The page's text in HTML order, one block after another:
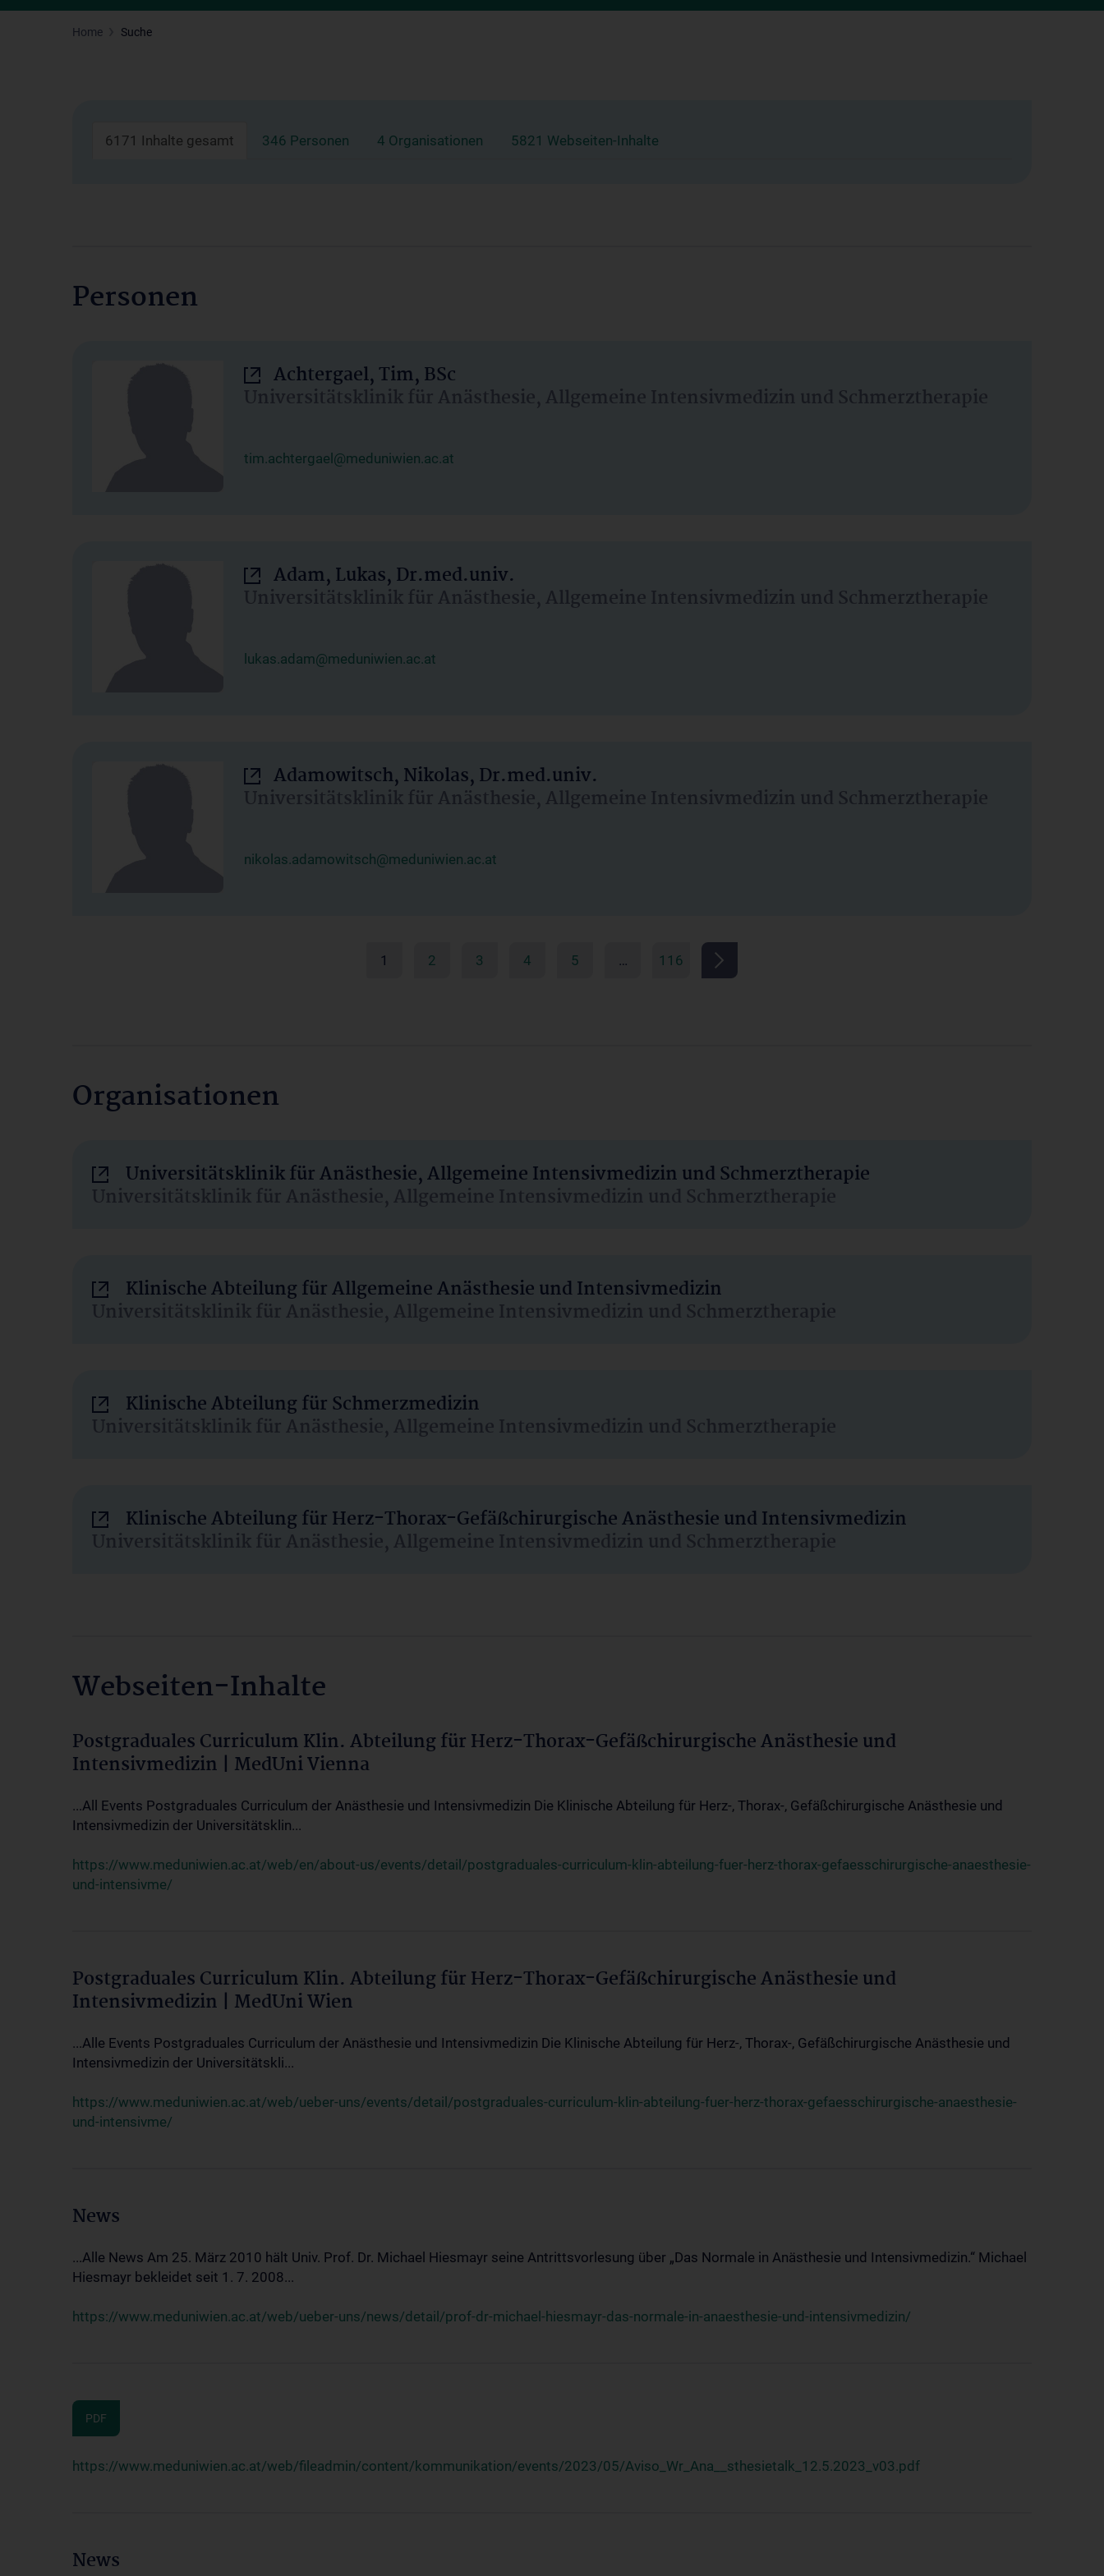
Home Suche
6171 Inhalte gesamt 346 Personen 4 Organisationen 5821 Webseiten-Inhalte
Personen
Achtergael, Tim, BSc
Universitätsklinik für Anästhesie, Allgemeine Intensivmedizin und Schmerztherapie
tim.achtergael@meduniwien.ac.at
Adam, Lukas, Dr.med.univ.
Universitätsklinik für Anästhesie, Allgemeine Intensivmedizin und Schmerztherapie
lukas.adam@meduniwien.ac.at
Adamowitsch, Nikolas, Dr.med.univ.
Universitätsklinik für Anästhesie, Allgemeine Intensivmedizin und Schmerztherapie
nikolas.adamowitsch@meduniwien.ac.at
1 2 3 4 5 … 116
Organisationen
Universitätsklinik für Anästhesie, Allgemeine Intensivmedizin und Schmerztherapie
Universitätsklinik für Anästhesie, Allgemeine Intensivmedizin und Schmerztherapie
Klinische Abteilung für Allgemeine Anästhesie und Intensivmedizin
Universitätsklinik für Anästhesie, Allgemeine Intensivmedizin und Schmerztherapie
Klinische Abteilung für Schmerzmedizin
Universitätsklinik für Anästhesie, Allgemeine Intensivmedizin und Schmerztherapie
Klinische Abteilung für Herz-Thorax-Gefäßchirurgische Anästhesie und Intensivmedizin
Universitätsklinik für Anästhesie, Allgemeine Intensivmedizin und Schmerztherapie
Webseiten-Inhalte
Postgraduales Curriculum Klin. Abteilung für Herz-Thorax-Gefäßchirurgische Anästhesie und
Intensivmedizin | MedUni Vienna
...All Events Postgraduales Curriculum der Anästhesie und Intensivmedizin Die Klinische Abteilung für Herz-, Thorax-, Gefäßchirurgische Anästhesie und
Intensivmedizin der Universitätsklin...
https://www.meduniwien.ac.at/web/en/about-us/events/detail/postgraduales-curriculum-klin-abteilung-fuer-herz-thorax-gefaesschirurgische-anaesthesie-
und-intensivme/
Postgraduales Curriculum Klin. Abteilung für Herz-Thorax-Gefäßchirurgische Anästhesie und
Intensivmedizin | MedUni Wien
...Alle Events Postgraduales Curriculum der Anästhesie und Intensivmedizin Die Klinische Abteilung für Herz-, Thorax-, Gefäßchirurgische Anästhesie und
Intensivmedizin der Universitätskli...
https://www.meduniwien.ac.at/web/ueber-uns/events/detail/postgraduales-curriculum-klin-abteilung-fuer-herz-thorax-gefaesschirurgische-anaesthesie-
und-intensivme/
News
...Alle News Am 25. März 2010 hält Univ. Prof. Dr. Michael Hiesmayr seine Antrittsvorlesung über „Das Normale in Anästhesie und Intensivmedizin.“ Michael
Hiesmayr bekleidet seit 1. 7. 2008...
https://www.meduniwien.ac.at/web/ueber-uns/news/detail/prof-dr-michael-hiesmayr-das-normale-in-anaesthesie-und-intensivmedizin/
PDF
https://www.meduniwien.ac.at/web/fileadmin/content/kommunikation/events/2023/05/Aviso_Wr_Ana__sthesietalk_12.5.2023_v03.pdf
News